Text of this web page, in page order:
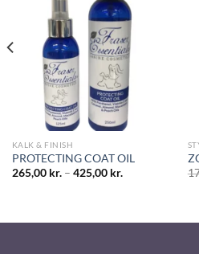
KALK & FINISH
PROTECTING COAT OIL
265,00 kr.– 425,00 kr.